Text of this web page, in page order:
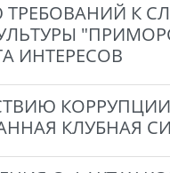
К
ИНТЕРЕСОВ
КЛУБНАЯ